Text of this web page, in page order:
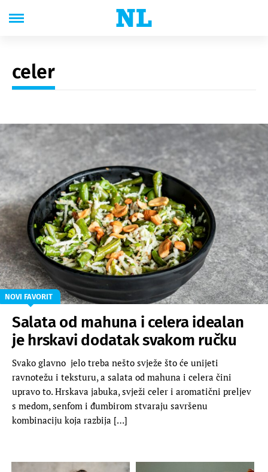
celer
NOVI FAVORIT
Salata od mahuna i celera idealan
je hrskavi dodatak svakom ručku
Svako glavno jelo treba nešto svježe što će unijeti
ravnotežu i teksturu, a salata od mahuna i celera čini
upravo to. Hrskava jabuka, svježi celer i aromatični preljev
s medom, senfom i đumbirom stvaraju savršenu
kombinaciju koja razbija […]